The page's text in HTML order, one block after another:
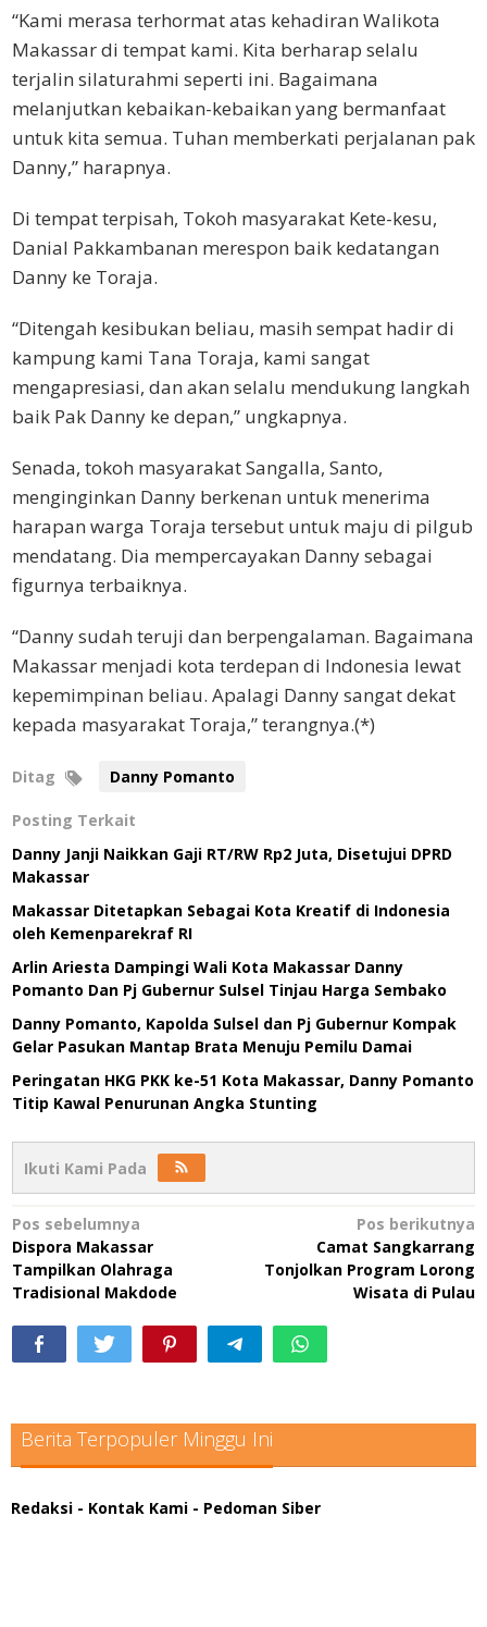
“Kami merasa terhormat atas kehadiran Walikota
Makassar di tempat kami. Kita berharap selalu
terjalin silaturahmi seperti ini. Bagaimana
melanjutkan kebaikan-kebaikan yang bermanfaat
untuk kita semua. Tuhan memberkati perjalanan pak
Danny,” harapnya.
Di tempat terpisah, Tokoh masyarakat Kete-kesu,
Danial Pakkambanan merespon baik kedatangan
Danny ke Toraja.
“Ditengah kesibukan beliau, masih sempat hadir di
kampung kami Tana Toraja, kami sangat
mengapresiasi, dan akan selalu mendukung langkah
baik Pak Danny ke depan,” ungkapnya.
Senada, tokoh masyarakat Sangalla, Santo,
menginginkan Danny berkenan untuk menerima
harapan warga Toraja tersebut untuk maju di pilgub
mendatang. Dia mempercayakan Danny sebagai
figurnya terbaiknya.
“Danny sudah teruji dan berpengalaman. Bagaimana
Makassar menjadi kota terdepan di Indonesia lewat
kepemimpinan beliau. Apalagi Danny sangat dekat
kepada masyarakat Toraja,” terangnya.(*)
Ditag Danny Pomanto
Posting Terkait
Danny Janji Naikkan Gaji RT/RW Rp2 Juta, Disetujui DPRD
Makassar
Makassar Ditetapkan Sebagai Kota Kreatif di Indonesia
oleh Kemenparekraf RI
Arlin Ariesta Dampingi Wali Kota Makassar Danny
Pomanto Dan Pj Gubernur Sulsel Tinjau Harga Sembako
Danny Pomanto, Kapolda Sulsel dan Pj Gubernur Kompak
Gelar Pasukan Mantap Brata Menuju Pemilu Damai
Peringatan HKG PKK ke-51 Kota Makassar, Danny Pomanto
Titip Kawal Penurunan Angka Stunting
Ikuti Kami Pada
Navigasi
pos
Pos sebelumnya
Dispora Makassar
Tampilkan Olahraga
Tradisional Makdode
Pos berikutnya
Camat Sangkarrang
Tonjolkan Program Lorong
Wisata di Pulau
Berita Terpopuler Minggu Ini
Redaksi - Kontak Kami - Pedoman Siber